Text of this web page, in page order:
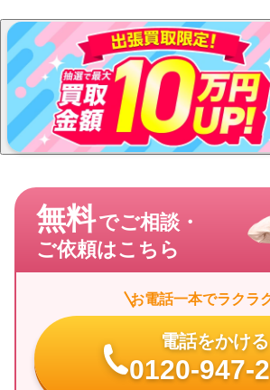
無料でご相談・
ご依頼はこちら
お電話一本でラクラ
電話をかける
0120-947-